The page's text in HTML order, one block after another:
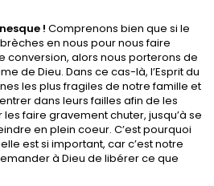
! Comprenons bien que si le
en nous pour nous faire
conversion, alors nous porterons de
de Dieu. Dans ce cas-là, l’Esprit du
les plus fragiles de notre famille et
dans leurs failles afin de les
faire gravement chuter, jusqu’à se
en plein coeur. C’est pourquoi
est si important, car c’est notre
à Dieu de libérer ce que